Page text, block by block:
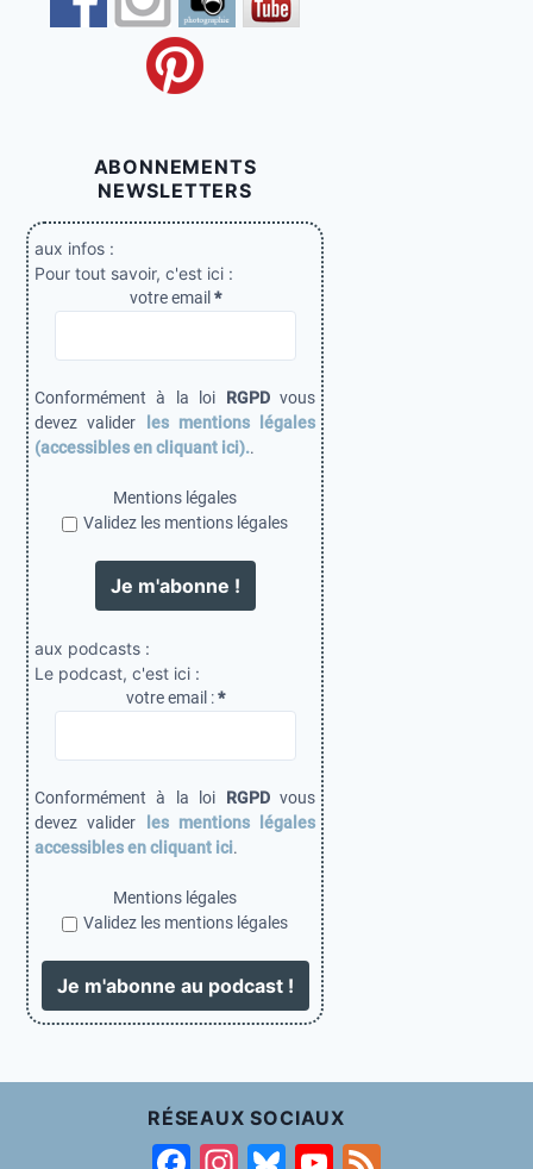
ABONNEMENTS
NEWSLETTERS
aux infos :
Pour tout savoir, c'est ici :
votre email *
Conformément à la loi RGPDvous
devez valider
les mentions légales
(accessibles en cliquant ici)..
Mentions légales
Validez les mentions légales
aux podcasts :
Le podcast, c'est ici :
votre email :*
Conformément à la loi RGPDvous
devez valider
les mentions légales
accessibles en cliquant ici.
Mentions légales
Validez les mentions légales
RÉSEAUX SOCIAUX